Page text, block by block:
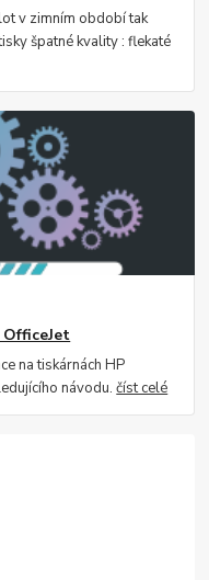
v zimním období tak
špatné kvality : flekaté
na tiskárnách HP
návodu.číst celé